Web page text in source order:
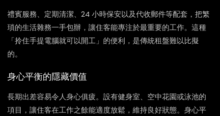
禮賓服務、定期清潔、24 小時保安以及代收郵件等配套，把繁
瑣的生活雜務一手包辦，讓住客能專注於最重要的工作。這種
「拎住手提電腦就可以開工」的便利，是傳統租盤難以比擬
的。
身心平衡的隱藏價值
長期出差容易令人身心俱疲。設有健身室、空中花園或泳池的
項目，讓住客在工作之餘能適度放鬆，維持良好狀態。身心平